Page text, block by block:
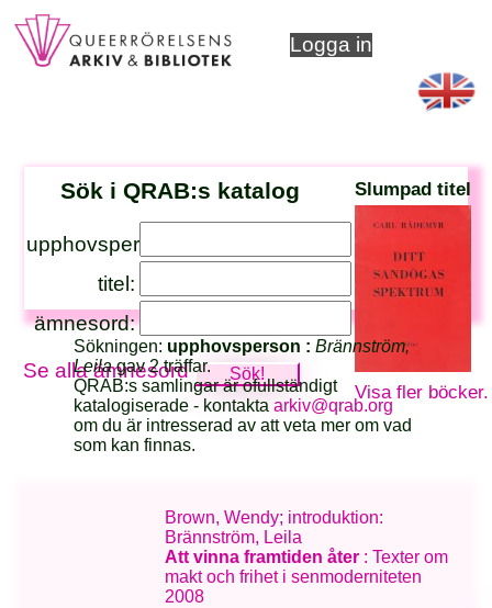
Logga in
Sök i QRAB:s katalog
upphovsperson:
titel:
ämnesord:
Se alla ämnesord
Slumpad titel
Visa fler böcker.
Sökningen: upphovsperson :Brännström,
Leilagav 2 träffar.
QRAB:s samlingar är ofullständigt
katalogiserade - kontaktaarkiv@qrab.org
om du är intresserad av att veta mer om vad
som kan finnas.
Brown, Wendy; introduktion:
Brännström, Leila
Att vinna framtiden åter : Texter om
makt och frihet i senmoderniteten
2008